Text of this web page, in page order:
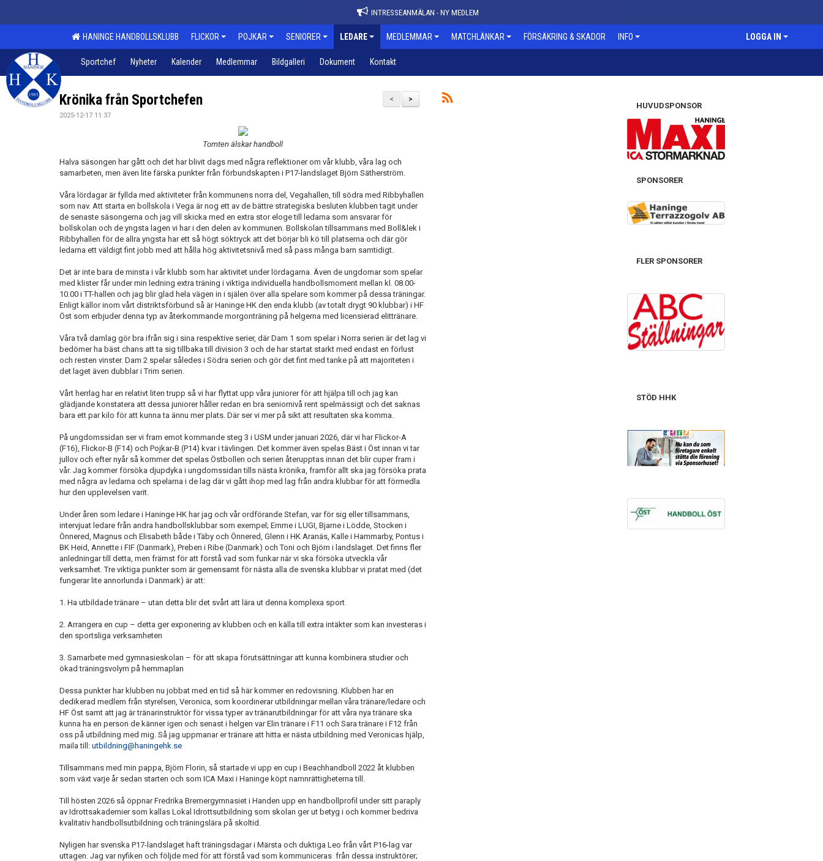
INTRESSEANMÄLAN - NY MEDLEM
HANINGE HANDBOLLSKLUBB FLICKOR POJKAR SENIORER LEDARE MEDLEMMAR MATCHLÄNKAR FÖRSÄKRING & SKADOR INFO LOGGA IN
Sportchef Nyheter Kalender Medlemmar Bildgalleri Dokument Kontakt
>
<
Krönika från Sportchefen
2025-12-17 11:37
Tomten älskar handboll
Halva säsongen har gått och det har blivit dags med några reflektioner om vår klubb, våra lag och
samarbeten, men även lite färska punkter från förbundskapten i P17-landslaget Björn Sätherström.
Våra lördagar är fyllda med aktiviteter från kommunens norra del, Vegahallen, till södra med Ribbyhallen
som nav. Att starta en bollskola i Vega är nog ett av de bättre strategiska besluten klubben tagit under
de senaste säsongerna och jag vill skicka med en extra stor eloge till ledarna som ansvarar för
bollskolan och de yngsta lagen vi har i den delen av kommunen. Bollskolan tillsammans med Boll&lek i
Ribbyhallen för de allra yngsta har ett så högt söktryck att det börjar bli kö till platserna och där gör
ledarna ett väldigt fint jobb med att hålla hög aktivitetsnivå med så pass många barn samtidigt.
Det är inte bara de minsta i vår klubb som har aktivitet under lördagarna. Även de ungdomar som spelar
med klister får under min ledning extra träning i viktiga individuella handbollsmoment mellan kl. 08.00-
10.00 i TT-hallen och jag blir glad hela vägen in i själen över alla spelare som kommer på dessa träningar.
Enligt källor inom vårt distriktsförbund så är Haninge HK den enda klubb (av totalt drygt 90 klubbar) i HF
Öst som erbjuder denna typ av återkommande morgonträning på helgerna med licensierad elittränare.
Våra två damlag gör bra ifrån sig i sina respektive serier, där Dam 1 som spelar i Norra serien är det lag vi
bedömer ha bäst chans att ta sig tillbaka till division 3 och de har startat starkt med endast en förlust
och resten vinster. Dam 2 spelar således i Södra serien och gör det fint med tanke på att majoriteten i
det laget även dubblar i Trim serien.
Vårt herrlag har en relativt liten trupp så vi har flyttat upp våra juniorer för att hjälpa till och jag kan
glädjande konstatera att dessa juniorer håller redan en bra seniornivå rent spelmässigt och det saknas
bara ett par kilo för att kunna ta ännu mer plats. Där ser vi mer på sikt att resultaten ska komma.
På ungdomssidan ser vi fram emot kommande steg 3 i USM under januari 2026, där vi har Flickor-A
(F16), Flickor-B (F14) och Pojkar-B (P14) kvar i tävlingen. Det kommer även spelas Bäst i Öst innan vi tar
jullov och efter nyår så kommer det spelas Östbollen och serien återupptas innan det blir cuper fram i
vår. Jag kommer försöka djupdyka i ungdomssidan tills nästa krönika, framför allt ska jag försöka prata
med några av ledarna och spelarna i de lag där vi gått ihop med lag från andra klubbar för att förmedla
hur den upplevelsen varit.
Under åren som ledare i Haninge HK har jag och vår ordförande Stefan, var för sig eller tillsammans,
intervjuat ledare från andra handbollsklubbar som exempel; Emme i LUGI, Bjarne i Lödde, Stocken i
Önnered, Magnus och Elisabeth både i Täby och Önnered, Glenn i HK Aranäs, Kalle i Hammarby, Pontus i
BK Heid, Annette i FIF (Danmark), Preben i Ribe (Danmark) och Toni och Björn i landslaget. Det finns fler
anledningar till detta, men främst för att förstå vad som funkar när vi ska försöka utveckla vår
verksamhet. Tre viktiga punkter som är gemensamt för nästa alla de svenska klubbar vi pratat med (det
fungerar lite annorlunda i Danmark) är att:
1. Ha utbildade tränare – utan detta blir det svårt att lära ut denna komplexa sport
2. Arrangera en cup – detta ger exponering av klubben och en källa till extra intäkter som kan investeras i
den sportsliga verksamheten
3. Samarbete med gymnasieskolan – för att skapa förutsättningar att kunna kombinera studier och
ökad träningsvolym på hemmaplan
Dessa punkter har klubben nu jobbat med en tid så här kommer en redovisning. Klubben har en
dedikerad medlem från styrelsen, Veronica, som koordinerar utbildningar mellan våra tränare/ledare och
HF Öst samt att jag är tränarinstruktör för vissa typer av tränarutbildningar för att våra nya tränare ska
kunna ha en person de känner igen och senast i helgen var Elin tränare i F11 och Sara tränare i F12 från
oss på utbildning med mig. Så jag uppmanar er tränare att hitta er nästa utbildning med Veronicas hjälp,
maila till: utbildning@haningehk.se
Tillsammans med min pappa, Björn Florin, så startade vi upp en cup i Beachhandboll 2022 åt klubben
som växt varje år sedan starten och som ICA Maxi i Haninge köpt namnrättigheterna till.
Till hösten 2026 så öppnar Fredrika Bremergymnasiet i Handen upp en handbollprofil under sitt paraply
av Idrottsakademier som kallas Lokal Idrottsutbildning som skolan ger ut betyg i och kommer bedriva
kvalitativ handbollsutbildning och träningslära på skoltid.
Nyligen har svenska P17-landslaget haft träningsdagar i Märsta och duktiga Leo från vårt P16-lag var
uttagen. Jag var nyfiken och följde med för att förstå vad som kommuniceras från dessa instruktörer;
HUVUDSPONSOR
SPONSORER
FLER SPONSORER
STÖD HHK